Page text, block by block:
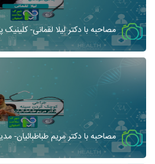
مصاحبه با دکتر لیلا لقمانی- کلینیک
مصاحبه با دکتر مریم طباطبائیان-